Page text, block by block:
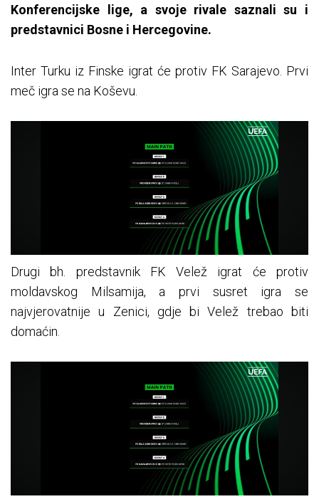
Konferencijske lige, a svoje rivale saznali su i
predstavnici Bosne i Hercegovine.
Inter Turku iz Finske igrat će protiv FK Sarajevo. Prvi
meč igra se na Koševu.
Drugi bh. predstavnik FK Velež igrat će protiv
moldavskog Milsamija, a prvi susret igra se
najvjerovatnije u Zenici, gdje bi Velež trebao biti
domaćin.